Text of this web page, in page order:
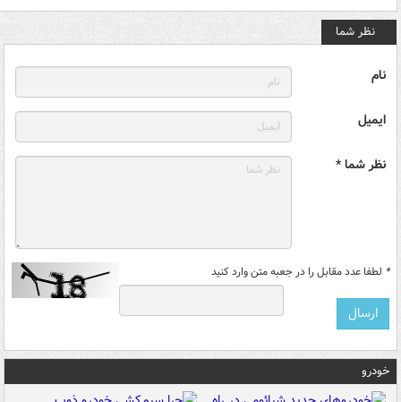
نظر شما
نام
ایمیل
نظر شما *
* لطفا عدد مقابل را در جعبه متن وارد کنید
خودرو